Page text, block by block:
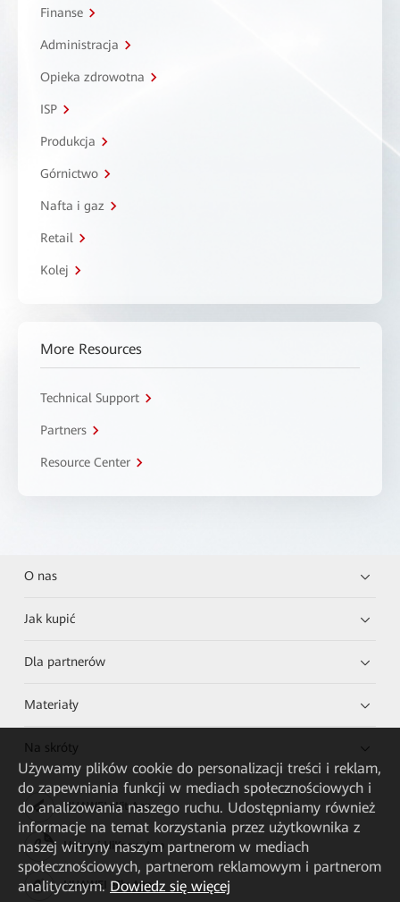
Finanse
Administracja
Opieka zdrowotna
ISP
Produkcja
Górnictwo
Nafta i gaz
Retail
Kolej
More Resources
Technical Support
Partners
Resource Center
O nas
Jak kupić
Dla partnerów
Materiały
Na skróty
HUAWEI eKit App
Huawei HiKnow App
HUAWEI eFly App
Używamy plików cookie do personalizacji treści i reklam,
do zapewniania funkcji w mediach społecznościowych i
do analizowania naszego ruchu. Udostępniamy również
informacje na temat korzystania przez użytkownika z
naszej witryny naszym partnerom w mediach
społecznościowych, partnerom reklamowym i partnerom
analitycznym. Dowiedz się więcej